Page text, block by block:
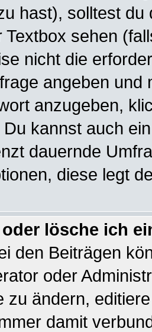
hast), solltest
Textbox sehen
nicht die
angeben und
anzugeben,
kannst auch
dauernde
diese legt
lösche ich
den Beiträgen
oder
zu ändern,
damit